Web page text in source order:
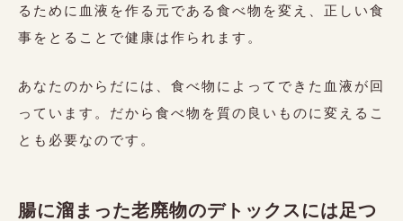
るために血液を作る元である食べ物を変え、正しい食
事をとることで健康は作られます。
あなたのからだには、食べ物によってできた血液が回
っています。だから食べ物を質の良いものに変えるこ
とも必要なのです。
腸に溜まった老廃物のデトックスには足つ